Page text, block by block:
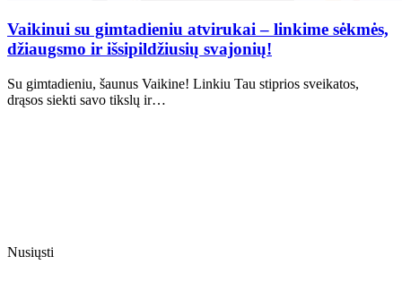
Vaikinui su gimtadieniu atvirukai – linkime sėkmės,
džiaugsmo ir išsipildžiusių svajonių!
Su gimtadieniu, šaunus Vaikine! Linkiu Tau stiprios sveikatos,
drąsos siekti savo tikslų ir…
Nusiųsti